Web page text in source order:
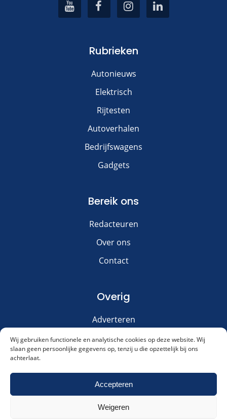
Wij gebruiken functionele en analytische cookies op deze website. Wij
slaan geen persoonlijke gegevens op, tenzij u die opzettelijk bij ons
achterlaat.
Accepteren
Weigeren
Rubrieken
Autonieuws
Elektrisch
Rijtesten
Autoverhalen
Bedrijfswagens
Gadgets
Bereik ons
Redacteuren
Over ons
Contact
Overig
Adverteren
Disclaimer
Privacy & Cookies
Meld je aan voor onze nieuwsbrief!
Akkoord met onsprivacybeleid